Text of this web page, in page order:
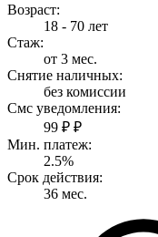
Возраст:
18 - 70 лет
Стаж:
от 3 мес.
Снятие наличных:
без комиссии
Смс уведомления:
99 ₽ ₽
Мин. платеж:
2.5%
Срок действия:
36 мес.